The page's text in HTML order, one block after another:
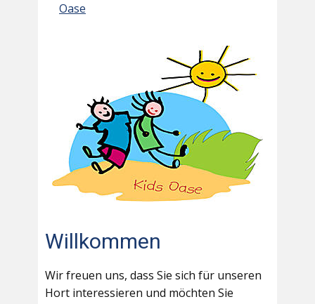
Oase
Willkommen
Wir freuen uns, dass Sie sich für unseren
Hort interessieren und möchten Sie